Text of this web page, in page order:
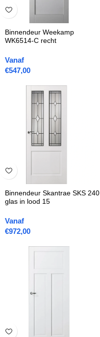
Binnendeur Weekamp
WK6514-C recht
Vanaf
€547,00
Binnendeur Skantrae SKS 240
glas in lood 15
Vanaf
€972,00